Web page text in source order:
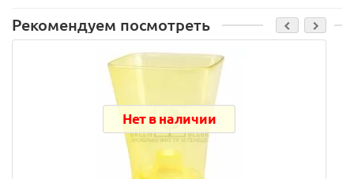
Рекомендуем посмотреть
Нет в наличии